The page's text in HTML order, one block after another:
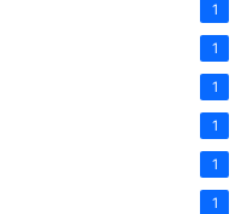
1
1
1
1
1
1